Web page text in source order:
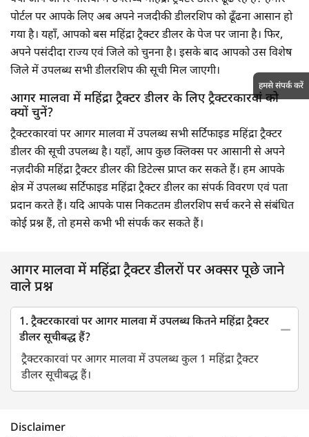
पोर्टल पर आपके लिए अब अपने नजदीकी डीलरशिप को ढूँढना आसान हो
गया है। यहाँ, आपको बस महिंद्रा ट्रैक्टर डीलर के पेज पर जाना है। फिर,
अपने पसंदीदा राज्य एवं जिले को चुनना है। इसके बाद आपको उस विशेष
जिले में उपलब्ध सभी डीलरशिप की सूची मिल जाएगी।
आगर मालवा में महिंद्रा ट्रैक्टर डीलर के लिए ट्रैक्टरकारवां को
क्यों चुनें?
ट्रैक्टरकारवां पर आगर मालवा में उपलब्ध सभी सर्टिफाइड महिंद्रा ट्रैक्टर
डीलर की सूची उपलब्ध है। यहाँ, आप कुछ क्लिक्स पर आसानी से अपने
नज़दीकी महिंद्रा ट्रैक्टर डीलर की डिटेल्स प्राप्त कर सकते हैं। हम आपके
क्षेत्र में उपलब्ध सर्टिफाइड महिंद्रा ट्रैक्टर डीलर का संपर्क विवरण एवं पता
प्रदान करते हैं। यदि आपके पास निकटतम डीलरशिप सर्च करने से संबंधित
कोई प्रश्न हैं, तो हमसे कभी भी संपर्क कर सकते हैं।
आगर मालवा में महिंद्रा ट्रैक्टर डीलरों पर अक्सर पूछे जाने
वाले प्रश्न
1. ट्रैक्टरकारवां पर आगर मालवा में उपलब्ध कितने महिंद्रा ट्रैक्टर
डीलर सूचीबद्ध हैं?
ट्रैक्टरकारवां पर आगर मालवा में उपलब्ध कुल 1 महिंद्रा ट्रैक्टर
डीलर सूचीबद्ध हैं।
Disclaimer
हमसे संपर्क करें